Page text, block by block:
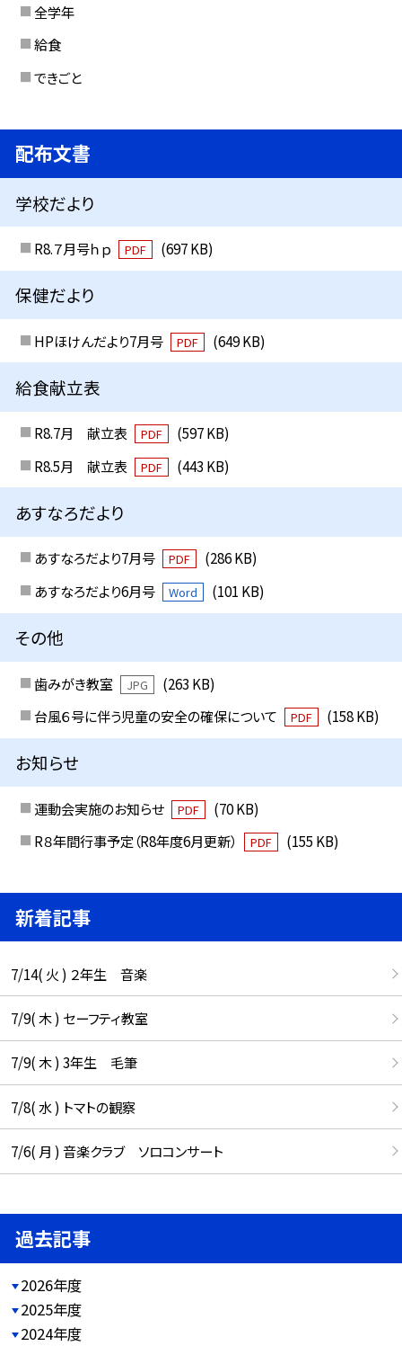
全学年
給食
できごと
配布文書
学校だより
R8.７月号ｈｐ PDF (697 KB)
保健だより
HPほけんだより7月号 PDF (649 KB)
給食献立表
R8.7月 献立表 PDF
(597 KB)
R8.5月 献立表
PDF (443 KB)
あすなろだより
あすなろだより7月号 PDF
(286 KB)
あすなろだより6月号
Word (101 KB)
その他
歯みがき教室 JPG
(263 KB)
台風６号に伴う児童の安全の確保について
PDF (158 KB)
お知らせ
運動会実施のお知らせ PDF
(70 KB)
R８年間行事予定（R8年度6月更新）
PDF (155 KB)
新着記事
7/14( 火 ) ２年生 音楽
7/9( 木 ) セーフティ教室
7/9( 木 ) 3年生 毛筆
7/8( 水 ) トマトの観察
7/6( 月 ) 音楽クラブ ソロコンサート
過去記事
2026年度
2025年度
2024年度